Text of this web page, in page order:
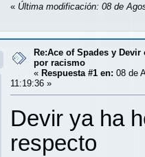
« Última modificación: 08 de
Re:Ace of Spades y Devir
por racismo
« Respuesta #1 en: 08 de
11:19:36 »
Devir ya ha
respecto